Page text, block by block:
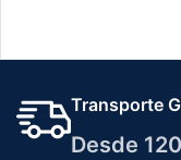
Transporte
Desde